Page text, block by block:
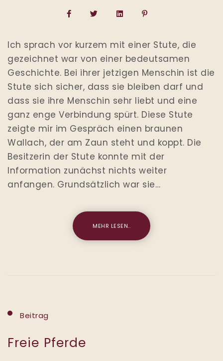
Ich sprach vor kurzem mit einer Stute, die
gezeichnet war von einer bedeutsamen
Geschichte. Bei ihrer jetzigen Menschin ist die
Stute sich sicher, dass sie bleiben darf und
dass sie ihre Menschin sehr liebt und eine
ganz enge Verbindung spürt. Diese Stute
zeigte mir im Gespräch einen braunen
Wallach, der am Zaun steht und koppt. Die
Besitzerin der Stute konnte mit der
Information zunächst nichts weiter
anfangen. Grundsätzlich war sie…
MEHR LESEN..
Beitrag
Freie Pferde